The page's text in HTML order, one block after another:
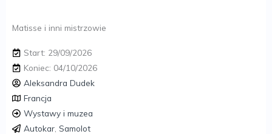
Matisse i inni mistrzowie
Start: 29/09/2026
Koniec: 04/10/2026
Aleksandra Dudek
Francja
Wystawy i muzea
Autokar Samolot